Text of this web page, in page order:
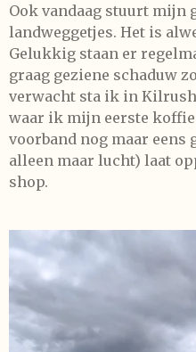
Ook vandaag stuurt mijn
landweggetjes. Het is
Gelukkig staan er
graag geziene schaduw
verwacht sta ik in
waar ik mijn eerste
voorband nog maar
alleen maar lucht) laat
shop.